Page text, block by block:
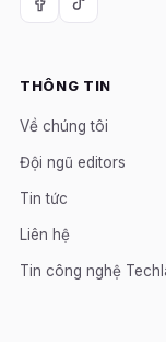
THÔNG TIN
Về chúng tôi
Đội ngũ editors
Tin tức
Liên hệ
Tin công nghệ